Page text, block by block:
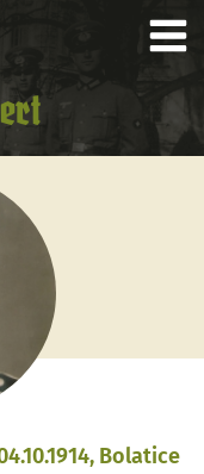
Bolatice